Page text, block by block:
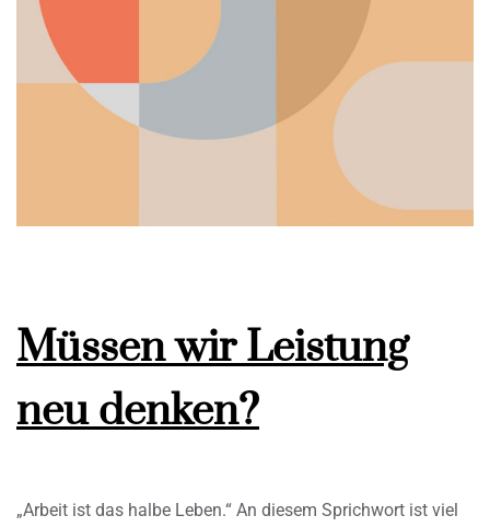
Müssen wir Leistung
neu denken?
„Arbeit ist das halbe Leben.“ An diesem Sprichwort ist viel